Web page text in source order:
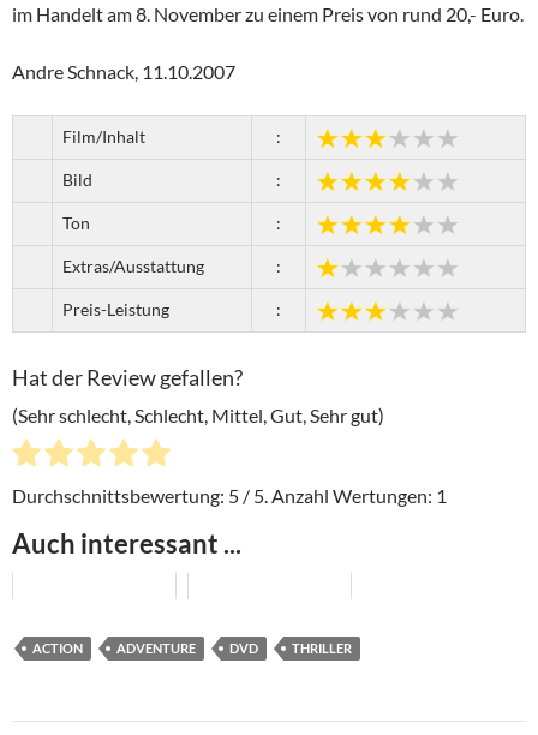
im Handelt am 8. November zu einem Preis von rund 20,- Euro.
Andre Schnack, 11.10.2007
Film/Inhalt :
Bild :
Ton :
Extras/Ausstattung :
Preis-Leistung :
Hat der Review gefallen?
(Sehr schlecht, Schlecht, Mittel, Gut, Sehr gut)
Durchschnittsbewertung: 5 / 5. Anzahl Wertungen: 1
Auch interessant ...
ACTION ADVENTURE DVD THRILLER